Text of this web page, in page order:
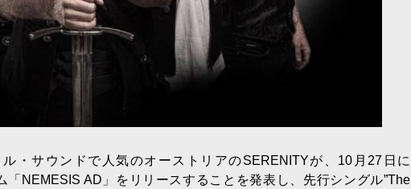
・サウンドで人気のオーストリアのSERENITYが、10月27日に
「NEMESIS AD」をリリースすることを発表し、先行シングル”The